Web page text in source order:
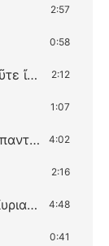
2:57
0:58
Κάθισμα Χριστουγέννων Δεῦτε ἴδωμεν πιστοί, ήχος δ΄ – νενανώ 2:12
1:07
Σύντομο Δοξαστικό Τὰ σύμπαντα σήμερον, χαρᾶς πληροῦνται, ήχος β΄ και το Ιδιόμελο Δόξα ἐν ὑψίστοις θεῷ καὶ ἐπὶ γῆς εἰρήνη, ήχος πλ. β΄ 4:02
2:16
Δοξαστικό των Αίνων της Κυριακής μετά της Χριστού Γεννήσεως Αἷμα καὶ πῦρ, ήχος πλ. δ΄ 4:48
0:41